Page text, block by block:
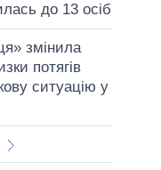
до 13 осіб
змінила
потягів
ситуацію у